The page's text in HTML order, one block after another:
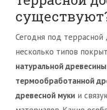
Сегодня под
несколько типов
натуральной древесины
термообработанной
древесной муки и